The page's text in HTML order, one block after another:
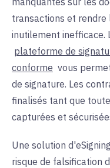
transactions et
inutilement inefficace.
plateforme de
conforme vous
de signature. Les
finalisés tant que
capturées et
Une solution
risque de falsification